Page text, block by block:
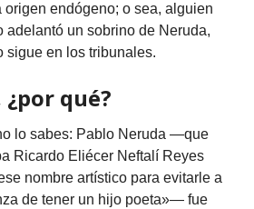
endógeno; o sea, alguien
adelantó un sobrino de Neruda,
sigue en los tribunales.
qué?
lo sabes: Pablo Neruda —que
Ricardo Eliécer Neftalí Reyes
nombre artístico para evitarle a
de tener un hijo poeta»— fue